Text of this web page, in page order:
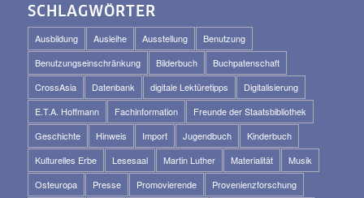
SCHLAGWÖRTER
Ausbildung Ausleihe Ausstellung
Benutzung
Benutzungseinschränkung
Bilderbuch
Buchpatenschaft
CrossAsia
Datenbank digitale Lektüretipps
Digitalisierung
E.T.A. Hoffmann
Fachinformation
Freunde der Staatsbibliothek
Geschichte
Hinweis Import Jugendbuch
Kinderbuch
Kulturelles Erbe
Lesesaal Martin Luther Materialität
Musik
Osteuropa
Presse Promovierende
Provenienzforschung